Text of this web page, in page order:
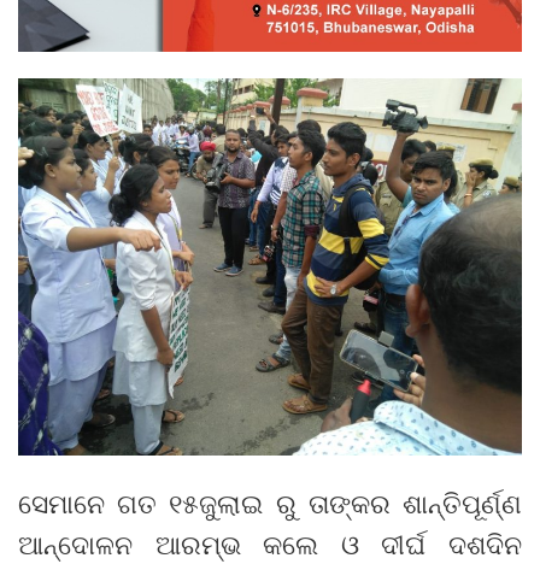
ସେମାନେ ଗତ ୧୫ଜୁଲାଇ ରୁ ତାଙ୍କର ଶାନ୍ତିପୂର୍ଣ୍ଣ
ଆନ୍ଦୋଳନ ଆରମ୍ଭ କଲେ ଓ ଦୀର୍ଘ ଦଶଦିନ